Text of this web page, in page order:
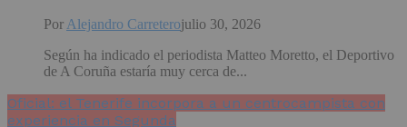
Por Alejandro Carreterojulio 30, 2026
Según ha indicado el periodista Matteo Moretto, el Deportivo
de A Coruña estaría muy cerca de...
Oficial: el Tenerife incorpora a un centrocampista con
experiencia en Segunda